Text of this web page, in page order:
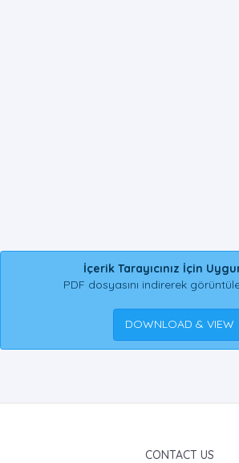
İçerik Tarayıcınız İçin
PDF dosyasını indirerek
DOWNLOAD & VIEW
CONTACT US